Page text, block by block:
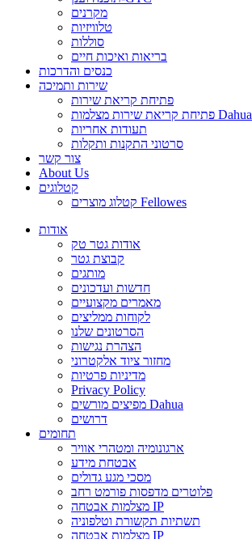
מקרנים
טלוויזיות
סוללות
בריאות ואיכות חיים
כנסים והדרכות
שירות ותמיכה
פתיחת קריאת שירות
פתיחת קריאת שירות מצלמות Dahua
תעודות אחריות
סרטוני התקנות ותקלות
צור קשר
About Us
קטלוגים
קטלוג מוצרים Fellowes
אודות
אודות גטר טק
קבוצת גטר
מותגים
חדשות ועדכונים
מאמרים מקצועיים
לקוחות ממליצים
הסרטונים שלנו
הצהרת נגישות
מחזור ציוד אלקטרוני
מדיניות פרטיות
Privacy Policy
מפיצים מורשים Dahua
דרושים
תחומים
ארגונומיה ומטהרי אוויר
אבטחת מידע
מסכי מגע גדולים
פלוטרים מדפסות פורמט רחב
מצלמות אבטחה IP
תשתיות תקשורת וטלפוניה
מצלמות אבטחה IP